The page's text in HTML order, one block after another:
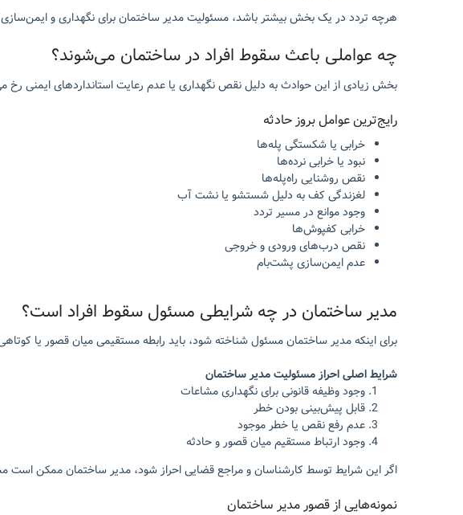
هرچه تردد در یک بخش بیشتر باشد، مسئولیت مدیر ساختمان برای نگهداری و
چه عواملی باعث سقوط افراد در ساختمان می‌شوند؟
بخش زیادی از این حوادث به دلیل نقص نگهداری یا عدم رعایت استانداردهای ایمنی
رایج‌ترین عوامل بروز حادثه
خرابی یا شکستگی پله‌ها
نبود یا خرابی نرده‌ها
نقص روشنایی راه‌پله‌ها
لغزندگی کف به دلیل شستشو یا نشت آب
وجود موانع در مسیر تردد
خرابی کفپوش‌ها
نقص درب‌های ورودی و خروجی
عدم ایمن‌سازی پشت‌بام
مدیر ساختمان در چه شرایطی مسئول سقوط افراد است؟
برای اینکه مدیر ساختمان مسئول شناخته شود، باید رابطه مستقیمی میان قصور یا
شرایط اصلی احراز مسئولیت مدیر ساختمان
وجود وظیفه قانونی برای نگهداری مشاعات
قابل پیش‌بینی بودن خطر
عدم رفع نقص یا خطر موجود
وجود ارتباط مستقیم میان قصور و حادثه
اگر این شرایط توسط کارشناسان و مراجع قضایی احراز شود، مدیر ساختمان ممکن
نمونه‌هایی از قصور مدیر ساختمان